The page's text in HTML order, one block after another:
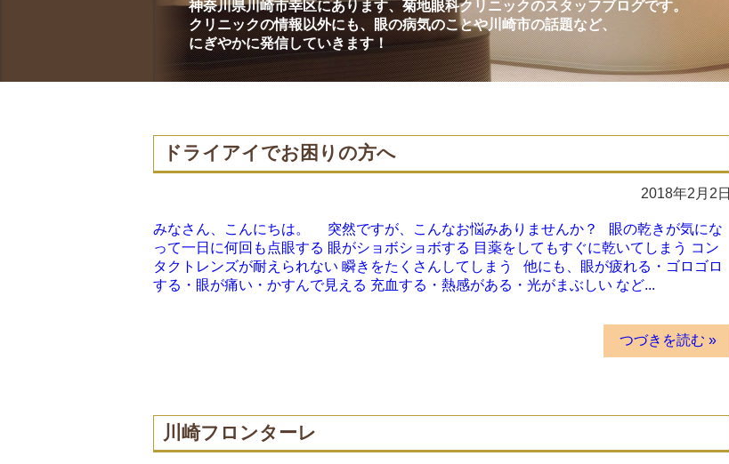
神奈川県川崎市幸区にあります、菊地眼科クリニックのスタッフブログです。
クリニックの情報以外にも、眼の病気のことや川崎市の話題など、
にぎやかに発信していきます！
ドライアイでお困りの方へ
2018年2月2日
みなさん、こんにちは。 突然ですが、こんなお悩みありませんか？ 眼の乾きが気にな
って一日に何回も点眼する 眼がショボショボする 目薬をしてもすぐに乾いてしまう コン
タクトレンズが耐えられない 瞬きをたくさんしてしまう 他にも、眼が疲れる・ゴロゴロ
する・眼が痛い・かすんで見える 充血する・熱感がある・光がまぶしい など...
つづきを読む »
川崎フロンターレ